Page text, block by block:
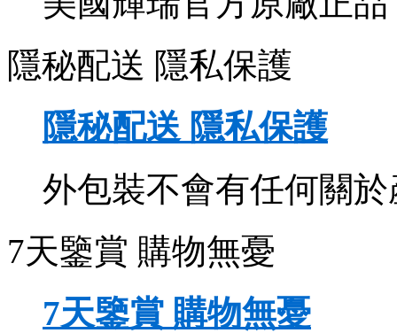
隱秘配送 隱私保護
隱秘配送 隱私保護
外包裝不會有任何關
7天鑒賞 購物無憂
7天鑒賞 購物無憂